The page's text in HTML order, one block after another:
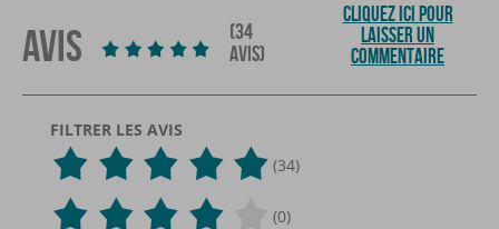
AVIS
(34
AVIS)
CLIQUEZ ICI POUR
LAISSER UN
COMMENTAIRE
FILTRER LES AVIS
(34)
(0)